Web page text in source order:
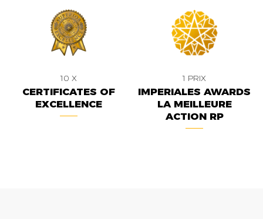
10 X
CERTIFICATES OF
EXCELLENCE
1 PRIX
IMPERIALES AWARDS
LA MEILLEURE
ACTION RP